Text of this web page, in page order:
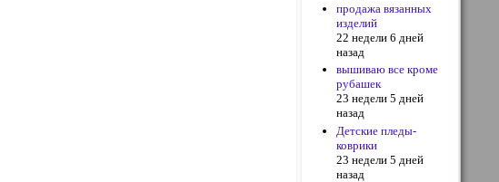
продажа вязанных
изделий
22 недели 6 дней
назад
вышиваю все кроме
рубашек
23 недели 5 дней
назад
Детские пледы-
коврики
23 недели 5 дней
назад